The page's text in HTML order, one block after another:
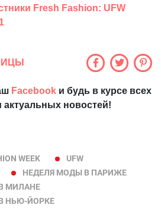
Fresh Fashion: UFW
Facebook и будь в курсе всех
новостей!
WEEK
UFW
НЕДЕЛЯ МОДЫ В ПАРИЖЕ
МИЛАНЕ
НЬЮ-ЙОРКЕ